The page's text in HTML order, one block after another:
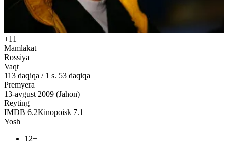
+11
Mamlakat
Rossiya
Vaqt
113 daqiqa / 1 s. 53 daqiqa
Premyera
13-avgust 2009 (Jahon)
Reyting
IMDB 6.2Kinopoisk 7.1
Yosh
12+